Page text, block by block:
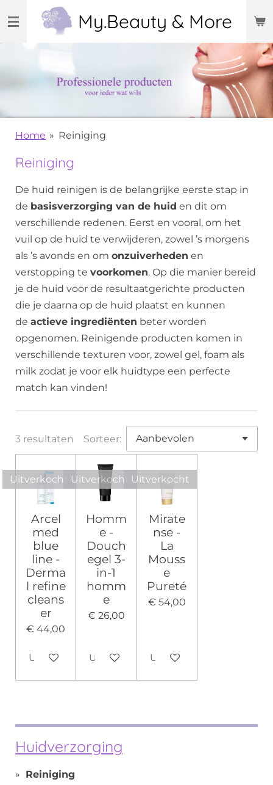
direct
hoofdinhoud
My.Beauty & More
Home » Reiniging
Reiniging
De huid reinigen is de belangrijke eerste stap in
de basisverzorging van de huid en dit om
verschillende redenen. Eerst en vooral, om het
vuil op de huid te verwijderen, zowel ’s morgens
als ’s avonds en om onzuiverheden en
verstopping te voorkomen. Op die manier bereid
je de huid voor de resultaatgerichte producten
die je daarna op de huid plaatst en kunnen
de actieve ingrediënten beter worden
opgenomen. Reinigende producten komen in
verschillende texturen voor, zowel gel, foam als
milk zodat je voor elk huidtype een perfecte
match kan vinden!
3 resultaten Sorteer:
Uitverkocht
Arcel
med
blue
line -
Derma
l refine
cleans
er
€ 44,00
Uitverkocht
Uitverkocht
Homm
e -
Douch
egel 3-
in-1
homm
e
€ 26,00
Uitverkocht
Uitverkocht
Mirate
nse -
La
Mouss
e
Pureté
€ 54,00
Uitverkocht
Huidverzorging
Reiniging